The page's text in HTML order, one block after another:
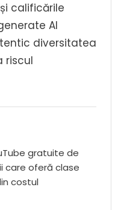
calificările
AI
diversitatea
riscul
gratuite de
care oferă clase
costul